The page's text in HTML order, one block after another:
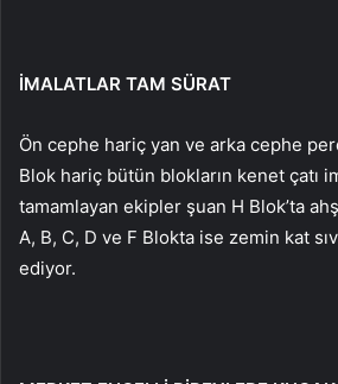
İMALATLAR TAM SÜRAT
Ön cephe hariç yan ve arka cephe
Blok hariç bütün blokların kenet çatı
tamamlayan ekipler şuan H Blok’ta
A, B, C, D ve F Blokta ise zemin kat
ediyor.